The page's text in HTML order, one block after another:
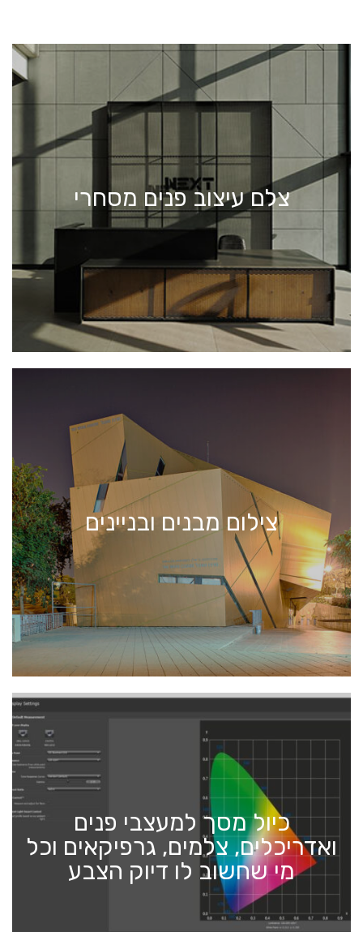
צלם עיצוב פנים מסחרי
צילום מבנים ובניינים
כיול מסך למעצבי פנים
ואדריכלים, צלמים, גרפיקאים וכל
מי שחשוב לו דיוק הצבע